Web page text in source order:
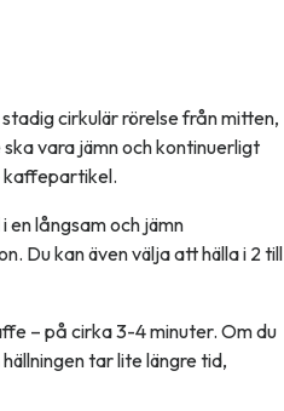
cirkulär rörelse från mitten,
vara jämn och kontinuerligt
kaffepartikel.
en långsam och jämn
Du kan även välja att hälla i 2 till
– på cirka 3-4 minuter. Om du
tar lite längre tid,